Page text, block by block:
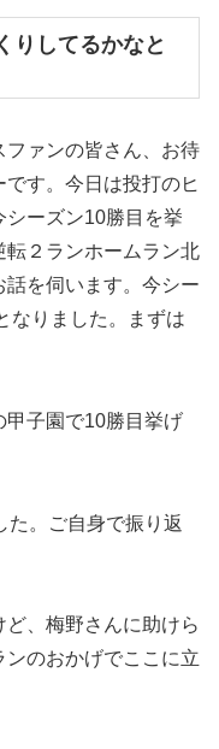
りしてるかなと
ァンの皆さん、お待
す。今日は投打のヒ
ーズン10勝目を挙
２ランホームラン北
を伺います。今シー
なりました。まずは
甲子園で10勝目挙げ
た。ご自身で振り返
ど、梅野さんに助けら
のおかげでここに立